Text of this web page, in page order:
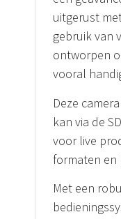
uitgerust
gebruik van
ontworpen
vooral
Deze
kan via de
voor live
formaten en
Met een